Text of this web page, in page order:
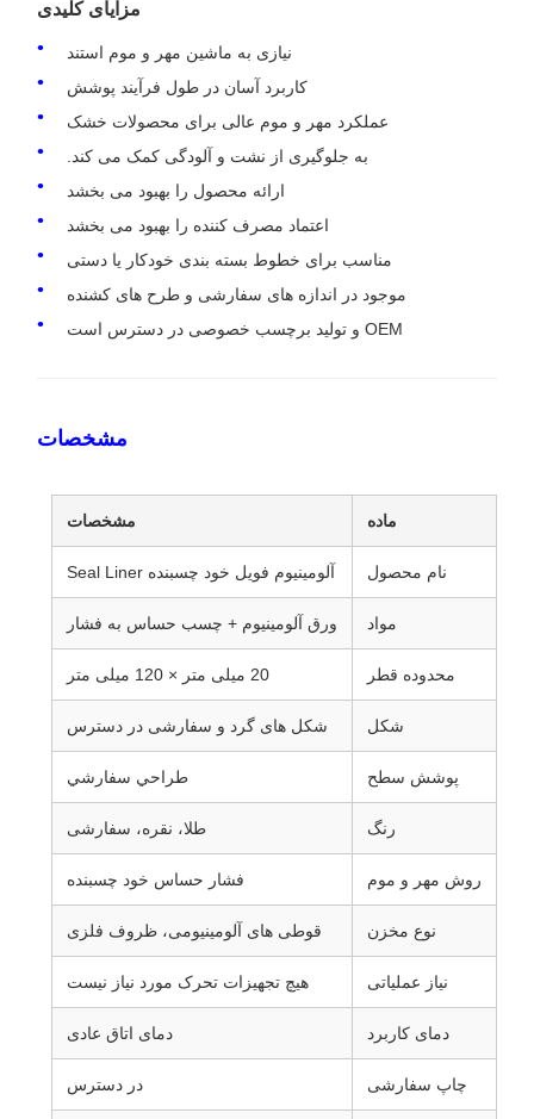
مزایای کلیدی
نیازی به ماشین مهر و موم استند
کاربرد آسان در طول فرآیند پوشش
عملکرد مهر و موم عالی برای محصولات خشک
به جلوگیری از نشت و آلودگی کمک می کند.
ارائه محصول را بهبود می بخشد
اعتماد مصرف کننده را بهبود می بخشد
مناسب برای خطوط بسته بندی خودکار یا دستی
موجود در اندازه های سفارشی و طرح های کشنده
OEM و تولید برچسب خصوصی در دسترس است
مشخصات
ماده مشخصات
نام محصول آلومینیوم فویل خود چسبنده Seal Liner
مواد ورق آلومينيوم + چسب حساس به فشار
محدوده قطر 20 میلی متر × 120 میلی متر
شکل شکل های گرد و سفارشی در دسترس
پوشش سطح طراحي سفارشي
رنگ طلا، نقره، سفارشی
روش مهر و موم فشار حساس خود چسبنده
نوع مخزن قوطی های آلومینیومی، ظروف فلزی
نیاز عملیاتی هیچ تجهیزات تحرک مورد نیاز نیست
دمای کاربرد دمای اتاق عادی
چاپ سفارشی در دسترس